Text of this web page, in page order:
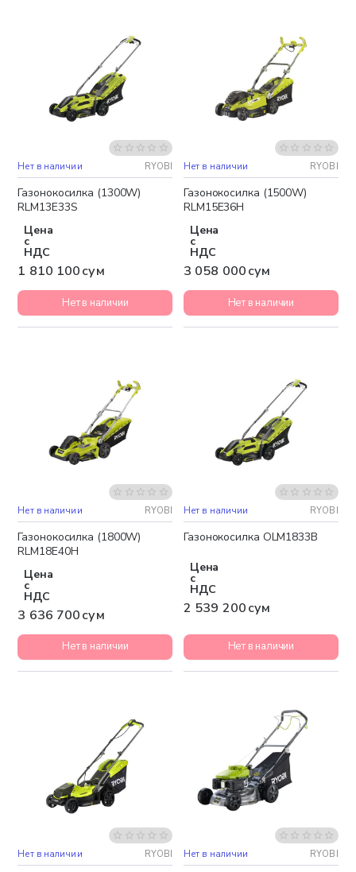
Бесплатная доставка
Нет в наличии RYOBI
Газонокосилка (1300W)
RLM13E33S
Цена
с
НДС
1 810 100 сум
Нет в наличии
Бесплатная доставка
Нет в наличии RYOBI
Газонокосилка (1500W)
RLM15E36H
Цена
с
НДС
3 058 000 сум
Нет в наличии
Бесплатная доставка
Нет в наличии RYOBI
Газонокосилка (1800W)
RLM18E40H
Цена
с
НДС
3 636 700 сум
Нет в наличии
Бесплатная доставка
Нет в наличии RYOBI
Газонокосилка OLM1833B
Цена
с
НДС
2 539 200 сум
Нет в наличии
Бесплатная доставка
Нет в наличии RYOBI Бесплатная доставка
Нет в наличии RYOBI